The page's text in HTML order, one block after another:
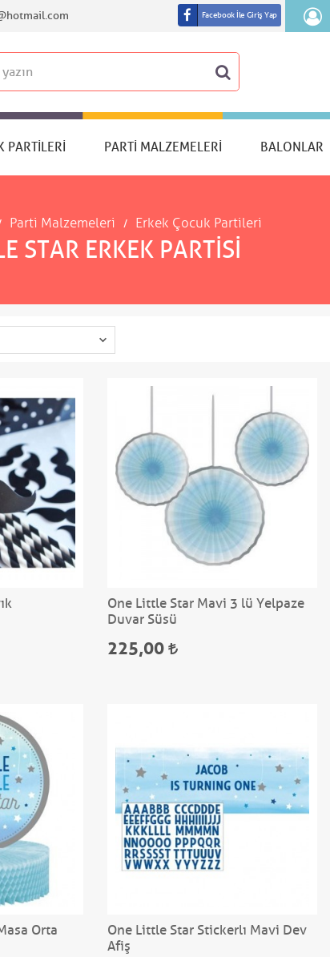
Facebook İle Giriş Yap
PARTILERI PARTI MALZEMELERI BALONLAR
Parti Malzemeleri Erkek Çocuk Partileri
STAR ERKEK PARTISI
One Little Star Mavi 3 lü Yelpaze
Duvar Süsü
225,00
Orta
One Little Star Stickerlı Mavi Dev
Afiş